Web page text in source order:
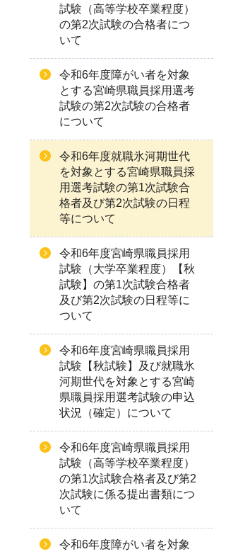
試験（高等学校卒業程度）
の第2次試験の合格者につ
いて
令和6年度障がい者を対象
とする宮崎県職員採用選考
試験の第2次試験の合格者
について
令和6年度就職氷河期世代
を対象とする宮崎県職員採
用選考試験の第1次試験合
格者及び第2次試験の日程
等について
令和6年度宮崎県職員採用
試験（大学卒業程度）【秋
試験】の第1次試験合格者
及び第2次試験の日程等に
ついて
令和6年度宮崎県職員採用
試験【秋試験】及び就職氷
河期世代を対象とする宮崎
県職員採用選考試験の申込
状況（確定）について
令和6年度宮崎県職員採用
試験（高等学校卒業程度）
の第1次試験合格者及び第2
次試験に係る提出書類につ
いて
令和6年度障がい者を対象